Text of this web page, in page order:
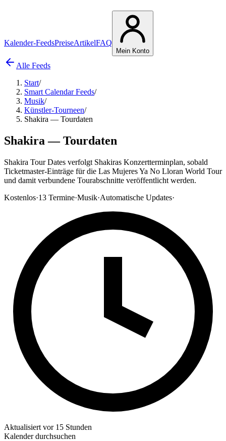
Kalender-FeedsPreiseArtikelFAQ
Mein Konto
Alle Feeds
Start/
Smart Calendar Feeds/
Musik/
Künstler-Tourneen/
Shakira — Tourdaten
Shakira — Tourdaten
Shakira Tour Dates verfolgt Shakiras Konzertterminplan, sobald
Ticketmaster-Einträge für die Las Mujeres Ya No Lloran World Tour
und damit verbundene Tourabschnitte veröffentlicht werden.
Kostenlos·13 Termine·Musik·Automatische Updates·
Aktualisiert vor 15 Stunden
Kalender durchsuchen